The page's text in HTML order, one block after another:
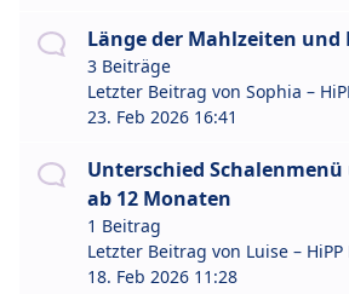
Länge der Mahlzeiten
3 Beiträge
Letzter Beitrag von Sophia –
23. Feb 2026 16:41
Unterschied Schalenmenü
ab 12 Monaten
1 Beitrag
Letzter Beitrag von Luise –
18. Feb 2026 11:28